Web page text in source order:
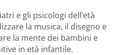
e gli psicologi dell’età
la musica, il disegno e
la mente dei bambini e
in età infantile.